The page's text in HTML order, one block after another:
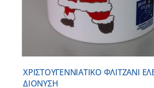
ΧΡΙΣΤΟΥΓΕΝΝΙΑΤΙΚΟ ΦΛΙΤΖΑΝΙ
ΔΙΟΝΥΣΗ